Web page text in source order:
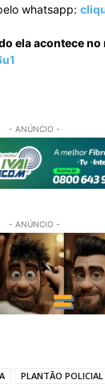
whatsapp:
ela acontece
- ANÚNCIO -
- ANÚNCIO -
PLANTÃO POLICIAL